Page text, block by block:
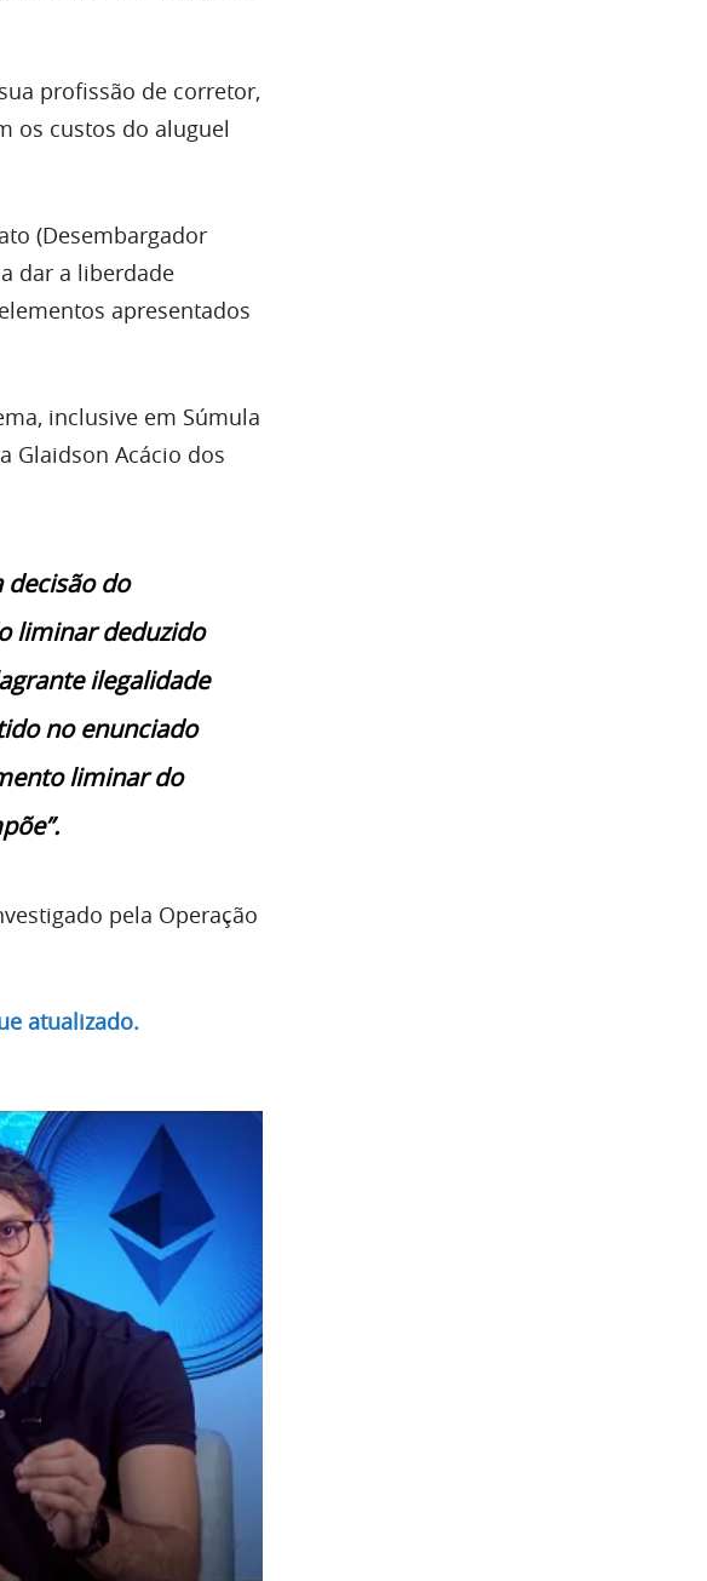
profissão de corretor,
os custos do aluguel
(Desembargador
dar a liberdade
apresentados
inclusive em Súmula
Glaidson Acácio dos
decisão do
liminar deduzido
ilegalidade
no enunciado
liminar do
pela Operação
atualizado.